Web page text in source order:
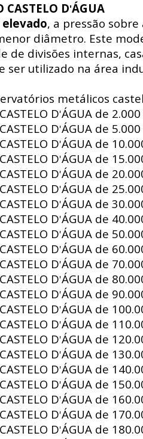
CASTELO D'ÁGUA
, a pressão
diâmetro. Este
de divisões internas,
ser utilizado na área
metálicos
D'ÁGUA de
D'ÁGUA de
D'ÁGUA de
D'ÁGUA de
D'ÁGUA de
D'ÁGUA de
D'ÁGUA de
D'ÁGUA de
D'ÁGUA de
D'ÁGUA de
D'ÁGUA de
D'ÁGUA de
D'ÁGUA de
D'ÁGUA de
D'ÁGUA de
D'ÁGUA de
D'ÁGUA de
D'ÁGUA de
D'ÁGUA de
D'ÁGUA de
D'ÁGUA de
D'ÁGUA de